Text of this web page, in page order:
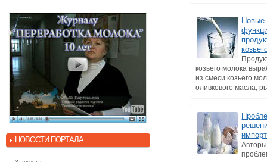
НОВОСТИ ПОРТАЛА
Новые
козьего молока
из смеси козьего
оливкового масла,